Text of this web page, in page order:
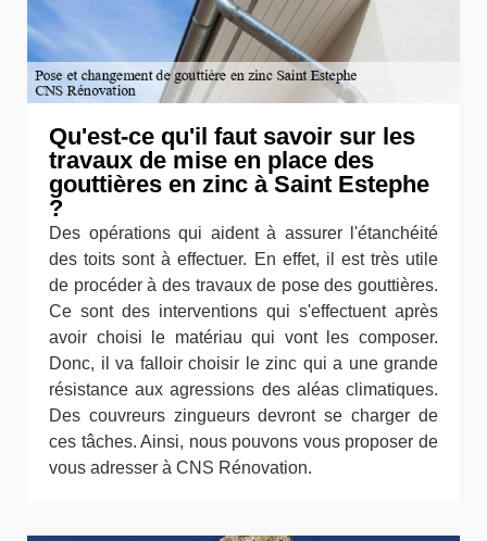
Qu'est-ce qu'il faut savoir sur les
travaux de mise en place des
gouttières en zinc à Saint Estephe
?
Des opérations qui aident à assurer l'étanchéité
des toits sont à effectuer. En effet, il est très utile
de procéder à des travaux de pose des gouttières.
Ce sont des interventions qui s'effectuent après
avoir choisi le matériau qui vont les composer.
Donc, il va falloir choisir le zinc qui a une grande
résistance aux agressions des aléas climatiques.
Des couvreurs zingueurs devront se charger de
ces tâches. Ainsi, nous pouvons vous proposer de
vous adresser à CNS Rénovation.